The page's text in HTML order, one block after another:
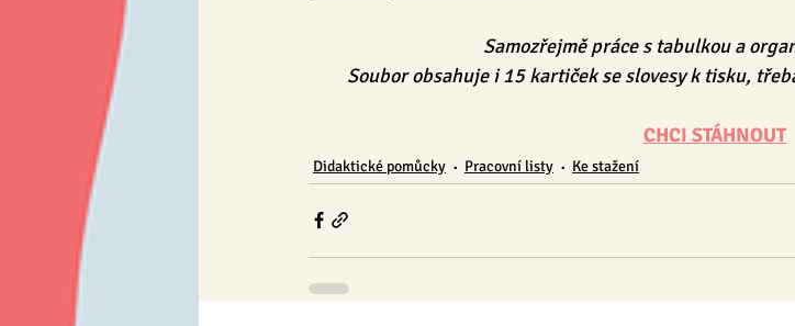
Samozřejmě práce s tabulkou a
Soubor obsahuje i 15 kartiček se slovesy k tisku,
CHCI STÁHNOUT
Didaktické pomůcky Pracovní listy Ke stažení